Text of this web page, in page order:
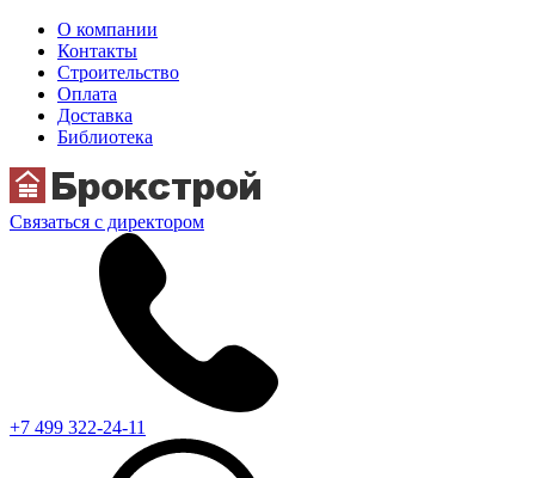
О компании
Контакты
Строительство
Оплата
Доставка
Библиотека
Связаться с директором
+7 499 322-24-11